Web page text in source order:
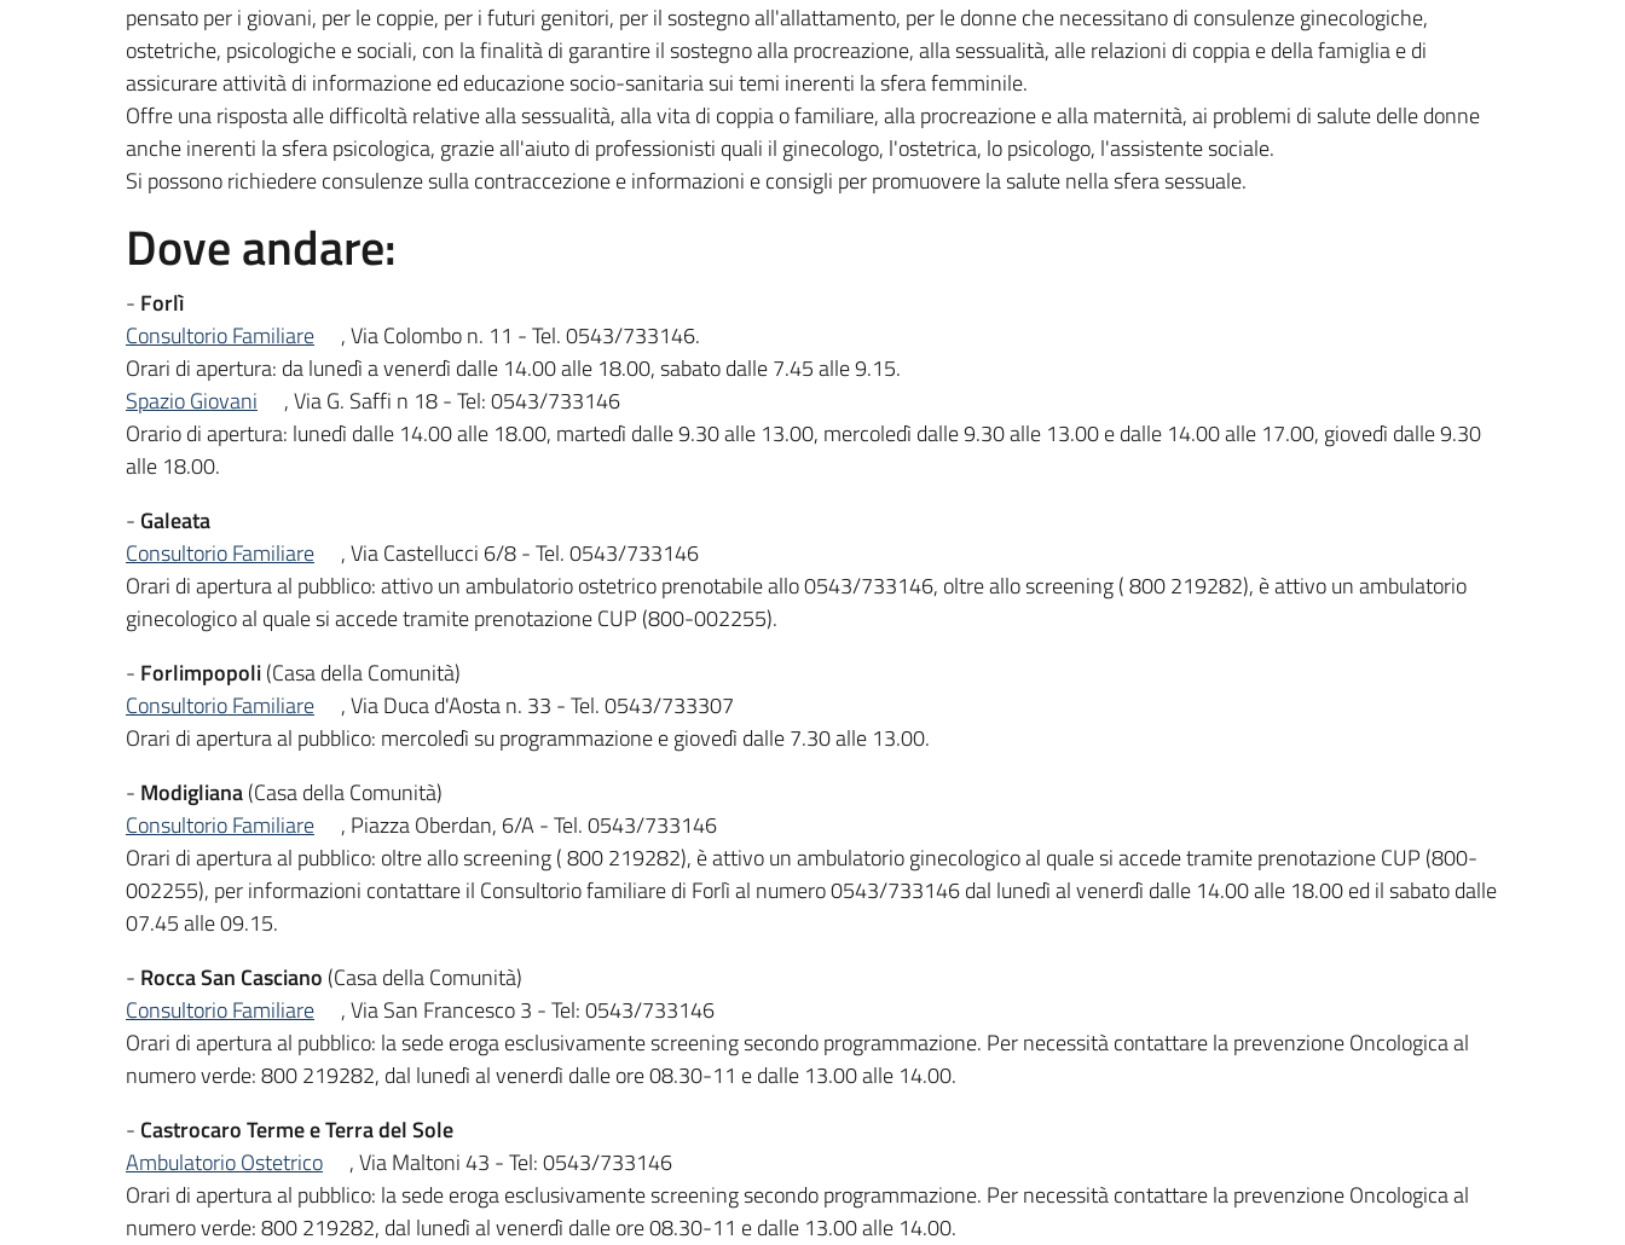
pensato per i giovani, per le coppie, per i futuri genitori, per il sostegno all'allattamento, per le donne che necessitano di consulenze ginecologiche,
ostetriche, psicologiche e sociali, con la finalità di garantire il sostegno alla procreazione, alla sessualità, alle relazioni di coppia e della famiglia e di
assicurare attività di informazione ed educazione socio-sanitaria sui temi inerenti la sfera femminile.
Offre una risposta alle difficoltà relative alla sessualità, alla vita di coppia o familiare, alla procreazione e alla maternità, ai problemi di salute delle donne
anche inerenti la sfera psicologica, grazie all'aiuto di professionisti quali il ginecologo, l'ostetrica, lo psicologo, l'assistente sociale.
Si possono richiedere consulenze sulla contraccezione e informazioni e consigli per promuovere la salute nella sfera sessuale.
Dove andare:
- Forlì
Consultorio Familiare
, Via Colombo n. 11 - Tel. 0543/733146.
Orari di apertura: da lunedì a venerdì dalle 14.00 alle 18.00, sabato dalle 7.45 alle 9.15.
Spazio Giovani
, Via G. Saffi n 18 - Tel: 0543/733146
Orario di apertura: lunedì dalle 14.00 alle 18.00, martedì dalle 9.30 alle 13.00, mercoledì dalle 9.30 alle 13.00 e dalle 14.00 alle 17.00, giovedì dalle 9.30
alle 18.00.
- Galeata
Consultorio Familiare
, Via Castellucci 6/8 - Tel. 0543/733146
Orari di apertura al pubblico: attivo un ambulatorio ostetrico prenotabile allo 0543/733146, oltre allo screening ( 800 219282), è attivo un ambulatorio
ginecologico al quale si accede tramite prenotazione CUP (800-002255).
- Forlimpopoli(Casa della Comunità)
Consultorio Familiare
, Via Duca d'Aosta n. 33 - Tel. 0543/733307
Orari di apertura al pubblico: mercoledì su programmazione e giovedì dalle 7.30 alle 13.00.
- Modigliana(Casa della Comunità)
Consultorio Familiare
, Piazza Oberdan, 6/A - Tel. 0543/733146
Orari di apertura al pubblico: oltre allo screening ( 800 219282), è attivo un ambulatorio ginecologico al quale si accede tramite prenotazione CUP (800-
002255), per informazioni contattare il Consultorio familiare di Forlì al numero 0543/733146 dal lunedì al venerdì dalle 14.00 alle 18.00 ed il sabato dalle
07.45 alle 09.15.
- Rocca San Casciano (Casa della Comunità)
Consultorio Familiare
, Via San Francesco 3 - Tel: 0543/733146
Orari di apertura al pubblico: la sede eroga esclusivamente screening secondo programmazione. Per necessità contattare la prevenzione Oncologica al
numero verde: 800 219282, dal lunedì al venerdì dalle ore 08.30-11 e dalle 13.00 alle 14.00.
- Castrocaro Terme e Terra del Sole
Ambulatorio Ostetrico
, Via Maltoni 43 - Tel: 0543/733146
Orari di apertura al pubblico: la sede eroga esclusivamente screening secondo programmazione. Per necessità contattare la prevenzione Oncologica al
numero verde: 800 219282, dal lunedì al venerdì dalle ore 08.30-11 e dalle 13.00 alle 14.00.